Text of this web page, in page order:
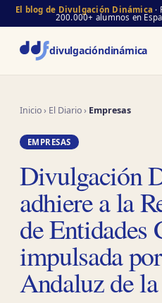
El blog de Divulgación Dinámica ·
200.000+ alumnos en
divulgacióndinámica
Inicio› El Diario› Empresas
EMPRESAS
Divulgación
adhiere a la
de Entidades
impulsada
Andaluz de